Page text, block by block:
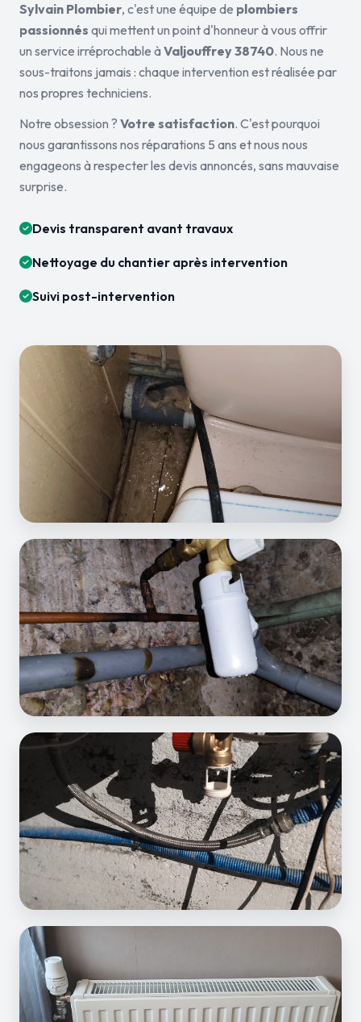
Sylvain Plombier, c'est une équipe de plombiers
passionnés qui mettent un point d'honneur à vous offrir
un service irréprochable àValjouffrey 38740. Nous ne
sous-traitons jamais : chaque intervention est réalisée par
nos propres techniciens.
Notre obsession ? Votre satisfaction. C'est pourquoi
nous garantissons nos réparations 5 ans et nous nous
engageons à respecter les devis annoncés, sans mauvaise
surprise.
Devis transparent avant travaux
Nettoyage du chantier après intervention
Suivi post-intervention